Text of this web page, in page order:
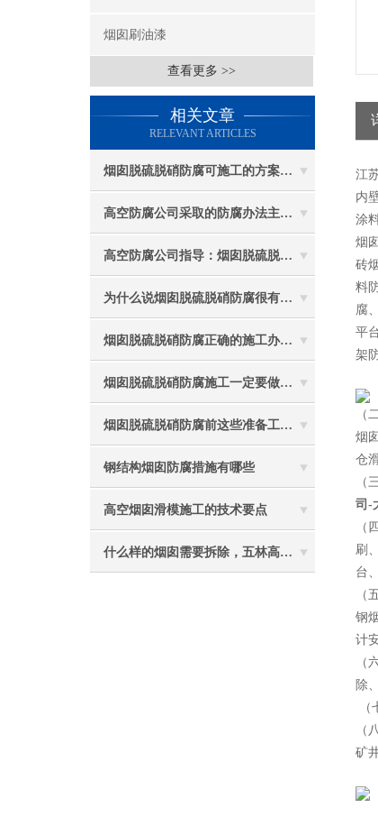
烟囱刷油漆
查看更多 >>
相关文章
RELEVANT ARTICLES
烟囱脱硫脱硝防腐可施工的方案都有哪些？
高空防腐公司采取的防腐办法主要有哪些？
高空防腐公司指导：烟囱脱硫脱硝防腐施工要注意些什么？
为什么说烟囱脱硫脱硝防腐很有必要
烟囱脱硫脱硝防腐正确的施工办法由高空防腐公司说与你听
烟囱脱硫脱硝防腐施工一定要做好防护工作
烟囱脱硫脱硝防腐前这些准备工作要做到位
钢结构烟囱防腐措施有哪些
高空烟囱滑模施工的技术要点
什么样的烟囱需要拆除，五林高空烟囱拆除讲与你听
江
内
涂
烟
砖
料
腐
平
架
（
烟
仓
（
司-
（
刷
台
（
钢
计
（
除
（
（
矿
★